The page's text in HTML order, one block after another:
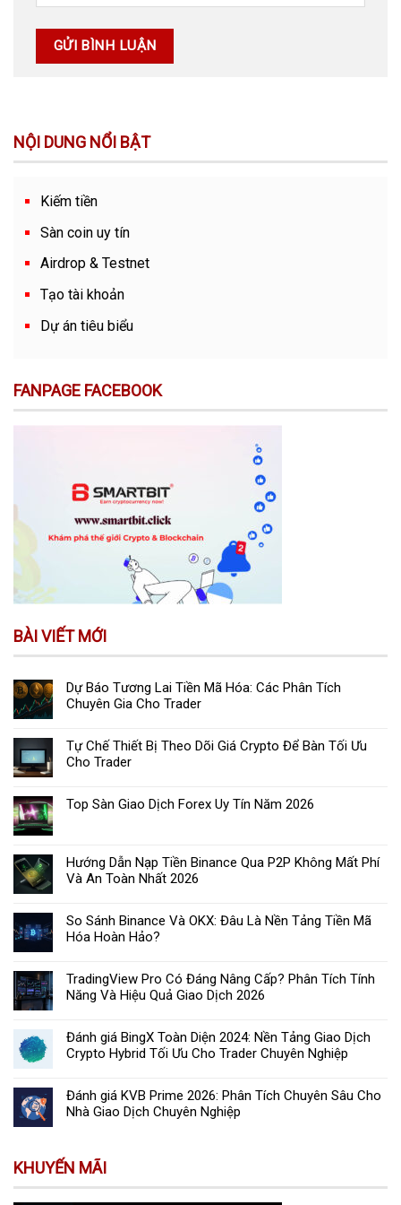
NỘI DUNG NỔI BẬT
Kiếm tiền
Sàn coin uy tín
Airdrop & Testnet
Tạo tài khoản
Dự án tiêu biểu
FANPAGE FACEBOOK
BÀI VIẾT MỚI
Dự Báo Tương Lai Tiền Mã Hóa: Các Phân Tích
Chuyên Gia Cho Trader
Tự Chế Thiết Bị Theo Dõi Giá Crypto Để Bàn Tối Ưu
Cho Trader
Top Sàn Giao Dịch Forex Uy Tín Năm 2026
Hướng Dẫn Nạp Tiền Binance Qua P2P Không Mất Phí
Và An Toàn Nhất 2026
So Sánh Binance Và OKX: Đâu Là Nền Tảng Tiền Mã
Hóa Hoàn Hảo?
TradingView Pro Có Đáng Nâng Cấp? Phân Tích Tính
Năng Và Hiệu Quả Giao Dịch 2026
Đánh giá BingX Toàn Diện 2024: Nền Tảng Giao Dịch
Crypto Hybrid Tối Ưu Cho Trader Chuyên Nghiệp
Đánh giá KVB Prime 2026: Phân Tích Chuyên Sâu Cho
Nhà Giao Dịch Chuyên Nghiệp
KHUYẾN MÃI